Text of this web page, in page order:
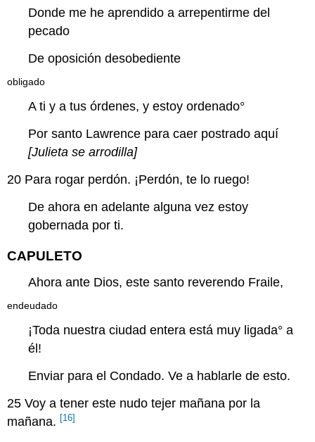
Donde me he aprendido a arrepentirme del
pecado
De oposición desobediente
obligado
A ti y a tus órdenes, y estoyordenado°
Por santo Lawrence para caer postrado aquí
[Julieta se arrodilla]
20 Para rogar perdón. ¡Perdón, te lo ruego!
De ahora en adelante alguna vez estoy
gobernada por ti.
CAPULETO
Ahora ante Dios, este santo reverendo Fraile,
endeudado
¡Toda nuestra ciudad entera está muy ligada° a
él!
Enviar para el Condado. Ve a hablarle de esto.
25 Voy a tener este nudo tejer mañana por la
mañana. [16]